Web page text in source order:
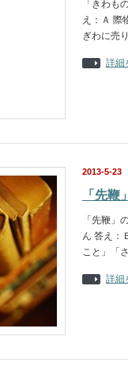
「きわも
え：Ａ 際
ぎわに売
詳細
2013-5-23
「先
「先鞭」
ん 答え：
こと」「
詳細